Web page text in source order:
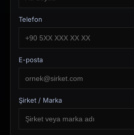
Telefon
E-posta
Şirket / Marka